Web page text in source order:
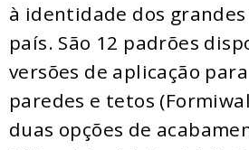
à identidade dos
país. São 12 padrões
versões de aplicação
paredes e tetos
duas opções de